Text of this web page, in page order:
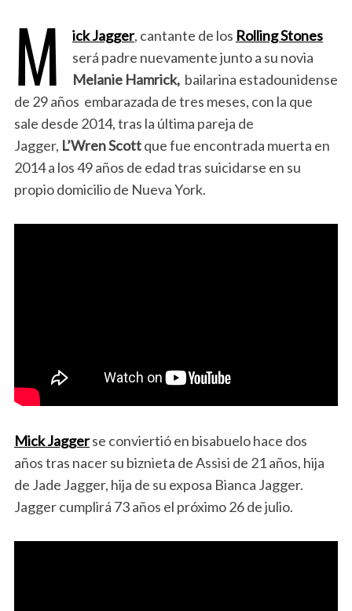
M ick Jagger, cantante de los Rolling Stones
será padre nuevamente junto a su novia
Melanie Hamrick,bailarina estadounidense
de 29 años embarazada de tres meses, con la que
sale desde 2014, tras la última pareja de
Jagger, L’Wren Scottquefue encontrada muerta en
2014 a los 49 años de edad tras suicidarse en su
propio domicilio de Nueva York.
Mick Jaggerse conviertió en bisabuelo hace dos
años tras nacer su biznieta de Assisi de 21 años, hija
de Jade Jagger, hija de su exposa Bianca Jagger.
Jagger cumplirá 73 años el próximo 26 de julio.